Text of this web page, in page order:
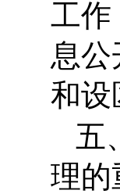
工作
息
和设
五
理的